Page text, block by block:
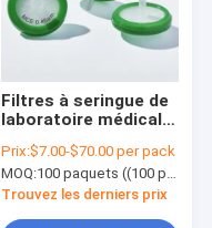
Filtres à seringue de
laboratoire médical
mm 0,45 micron
Filtre à seringue
Prix:$7.00-$70.00 per pack
MOQ:100 paquets ((100 pièces par paquet)
Trouvez les derniers prix